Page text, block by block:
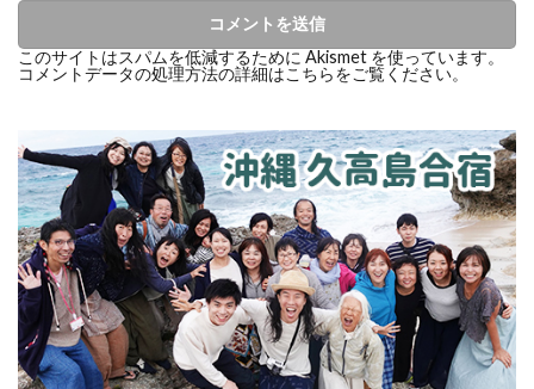
このサイトはスパムを低減するために Akismet を使っています。
コメントデータの処理方法の詳細はこちらをご覧ください。